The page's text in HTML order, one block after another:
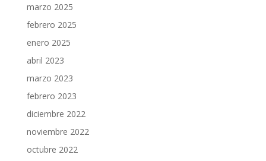
marzo 2025
febrero 2025
enero 2025
abril 2023
marzo 2023
febrero 2023
diciembre 2022
noviembre 2022
octubre 2022